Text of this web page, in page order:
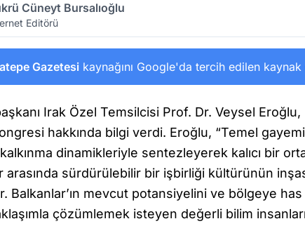
Cüneyt Bursalıoğlu
Editörü
Gazetesi kaynağını Google'da tercih edilen
Irak Özel Temsilcisi Prof. Dr. Veysel Eroğlu,
hakkında bilgi verdi. Eroğlu, “Temel
dinamikleriyle sentezleyerek kalıcı bir
arasında sürdürülebilir bir işbirliği kültürünün
Balkanlar’ın mevcut potansiyelini ve bölgeye
çözümlemek isteyen değerli bilim